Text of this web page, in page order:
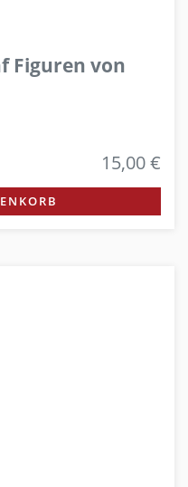
Figuren von
15,00 €